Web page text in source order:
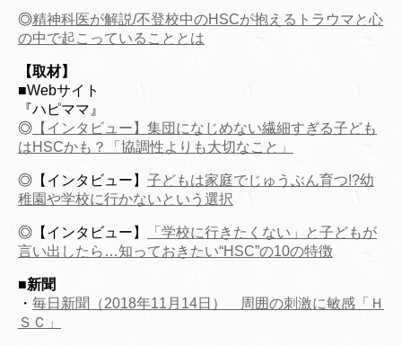
◎精神科医が解説/不登校中のHSCが抱えるトラウマと心
の中で起こっていることとは
【取材】
■Webサイト
『ハピママ』
◎ 【インタビュー】集団になじめない繊細すぎる子ども
はHSCかも？「協調性よりも大切なこと」
◎【インタビュー】 子どもは家庭でじゅうぶん育つ!?幼
稚園や学校に行かないという選択
◎【インタビュー】
「学校に行きたくない」と子どもが
言い出したら…知っておきたい“HSC”の10の特徴
■新聞
・ 毎日新聞（2018年11月14日） 周囲の刺激に敏感「Ｈ
ＳＣ」